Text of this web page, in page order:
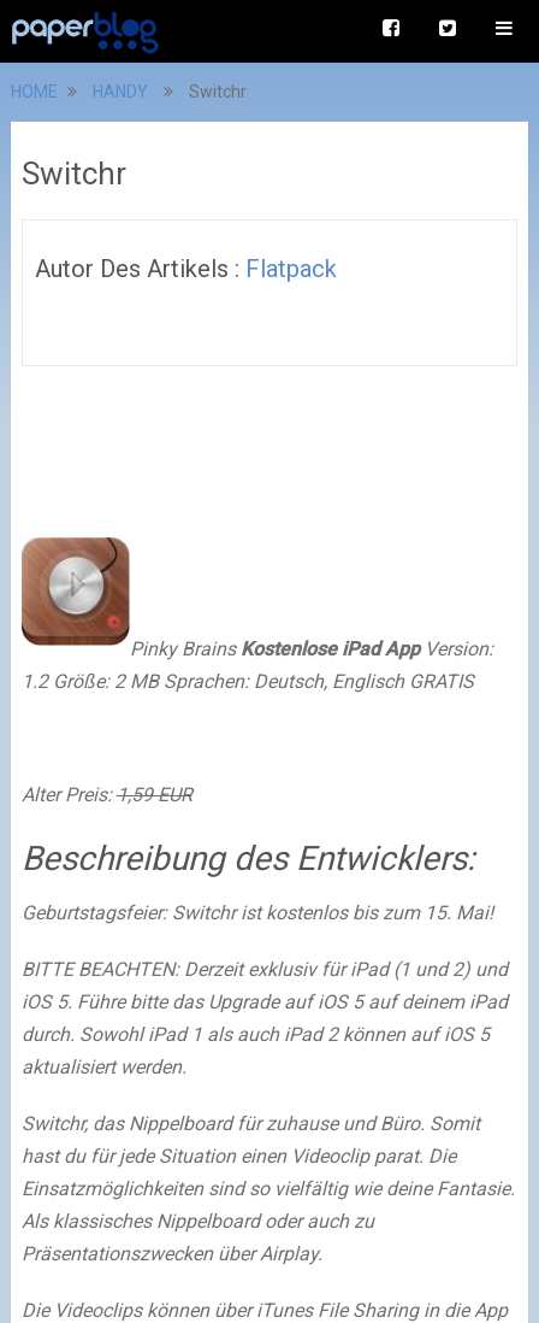
HOME HANDY Switchr
Switchr
Autor Des Artikels : Flatpack
Pinky Brains Kostenlose iPad AppVersion:
1.2 Größe: 2 MB Sprachen: Deutsch, Englisch GRATIS
Alter Preis:1,59 EUR
Beschreibung des Entwicklers:
Geburtstagsfeier: Switchr ist kostenlos bis zum 15. Mai!
BITTE BEACHTEN: Derzeit exklusiv für iPad (1 und 2) und
iOS 5. Führe bitte das Upgrade auf iOS 5 auf deinem iPad
durch. Sowohl iPad 1 als auch iPad 2 können auf iOS 5
aktualisiert werden.
Switchr, das Nippelboard für zuhause und Büro. Somit
hast du für jede Situation einen Videoclip parat. Die
Einsatzmöglichkeiten sind so vielfältig wie deine Fantasie.
Als klassisches Nippelboard oder auch zu
Präsentationszwecken über Airplay.
Die Videoclips können über iTunes File Sharing in die App